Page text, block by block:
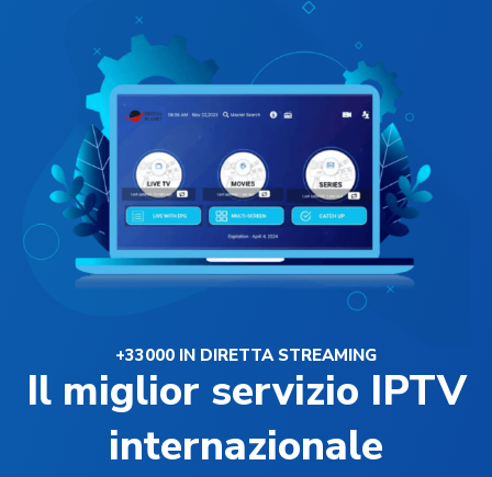
+33000 IN DIRETTA STREAMING
Il miglior servizio IPTV
internazionale